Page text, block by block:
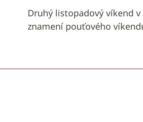
Druhý listopadový víkend
znamení pouťového